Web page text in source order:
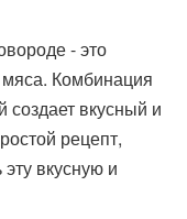
- это
Комбинация
создает вкусный и
рецепт,
вкусную и